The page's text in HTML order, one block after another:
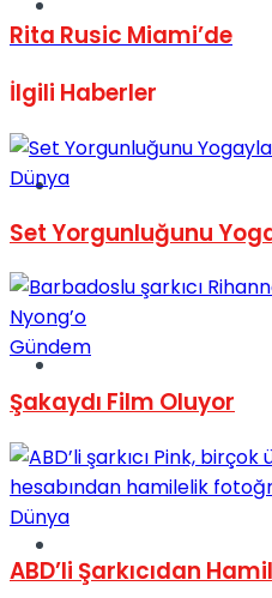
Sinema
Tatil
Rita Rusic Miami’de
İlgili Haberler
Dünya
Set Yorgunluğunu
Gündem
Şakaydı Film Oluyor
Dünya
ABD’li Şarkıcıdan